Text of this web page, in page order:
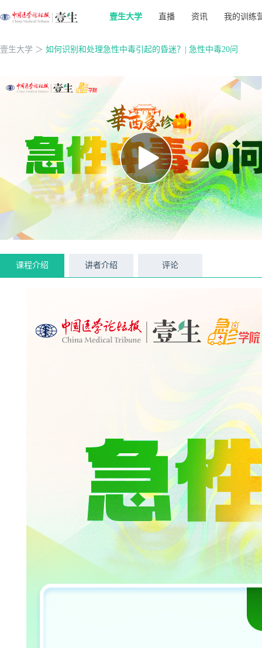
壹生大学 直播 资讯 我的训练
壹生大学 ＞ 如何识别和处理急性中毒引起的昏迷？| 急性中毒20问
课程介绍 讲者介绍 评论